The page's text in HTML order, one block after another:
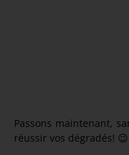
Passons maintenant,
réussir vos dégradés! 😉